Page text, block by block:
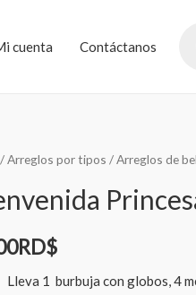
cuenta Contáctanos
/Arreglos por tipos /Arreglos de
RD$
Lleva 1 burbuja con globos, 4